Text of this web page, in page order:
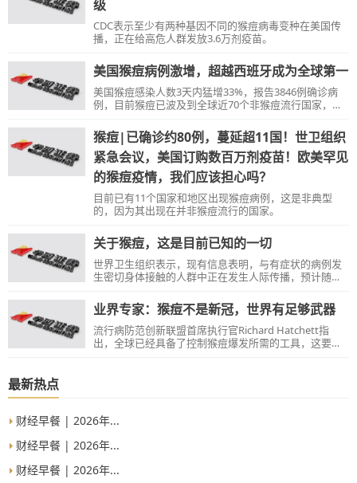
级
CDC表示至少有两种基因不同的猴痘病毒变种在美国传
播，正在给高危人群发放3.6万剂疫苗。
美国猴痘病例激增，超越西班牙成为全球第一
美国猴痘感染人数3天内猛增33%，报告3846例确诊病
例，目前猴痘已波及到全球近70个非猴痘流行国家，现
突发公共卫生事件”。
猴痘|已确诊约80例，蔓延超11国！世卫组织
紧急会议，美国订购数百万剂疫苗！欧美罕见
的猴痘疫情，我们应该担心吗？
目前已有11个国家和地区出现猴痘病例，这是非典型
的，因为其出现在并非猴痘流行的国家。
关于猴痘，这是目前已知的一切
世界卫生组织表示，现有信息表明，与有症状的病例发
生密切身体接触的人群中正在发生人际传播，预计随着
业界专家：猴痘不是新冠，世界有足够武器
流行病防范创新联盟首席执行官Richard Hatchett指
出，全球已经具备了控制猴痘爆发所需的工具，这要归
最新热点
财经早餐 | 2026年...
财经早餐 | 2026年...
财经早餐 | 2026年...